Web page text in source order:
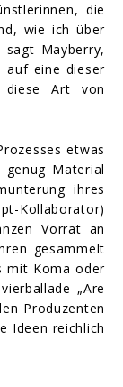
die
wie ich über
sagt Mayberry,
auf eine dieser
Art von
etwas
Material
ihres
Kollaborator)
Vorrat an
gesammelt
mit Koma oder
„Are
Produzenten
Ideen reichlich